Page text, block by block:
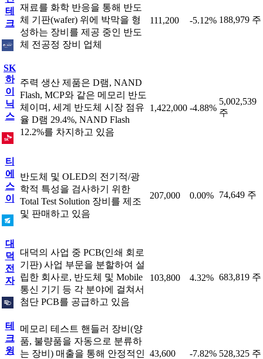
테
크
재료를 화학 반응을 통해 반도
체 기판(wafer) 위에 박막을 형
성하는 장비를 제공 중인 반도
체 전공정 장비 업체
111,200 -5.12% 188,979 주
SK
하
이
닉
스
주력 생산 제품은 D램, NAND
Flash, MCP와 같은 메모리 반도
체이며, 세계 반도체 시장 점유
율 D램 29.4%, NAND Flash
12.2%를 차지하고 있음
1,422,000 -4.88%
5,002,539
주
티
에
스
이
반도체 및 OLED의 전기적/광
학적 특성을 검사하기 위한
Total Test Solution 장비를 제조
및 판매하고 있음
207,000 0.00% 74,649 주
대
덕
전
자
대덕의 사업 중 PCB(인쇄 회로
기판) 사업 부문을 분할하여 설
립한 회사로, 반도체 및 Mobile
통신 기기 등 각 분야에 걸쳐서
첨단 PCB를 공급하고 있음
103,800 4.32% 683,819 주
테
크
윙
메모리 테스트 핸들러 장비(양
품, 불량품을 자동으로 분류하
는 장비) 매출을 통해 안정적인 43,600 -7.82% 528,325 주